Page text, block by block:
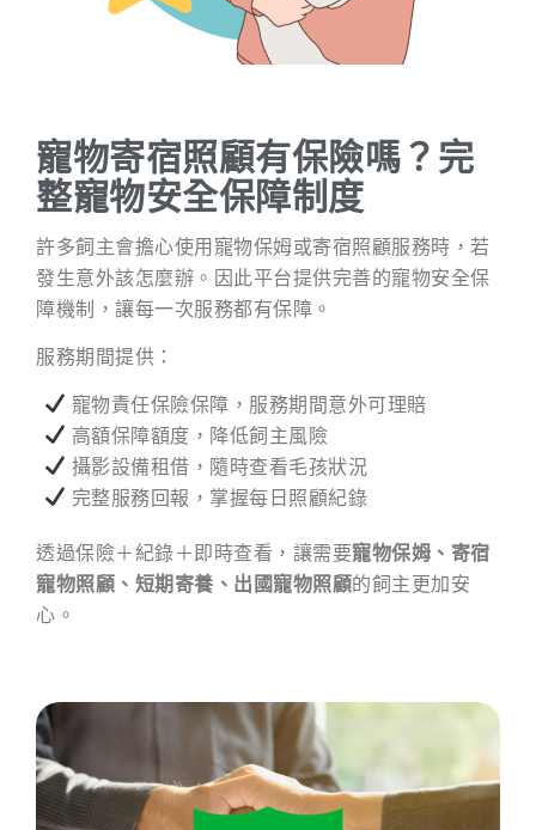
寵物寄宿照顧有保險嗎？完
整寵物安全保障制度
許多飼主會擔心使用寵物保姆或寄宿照顧服務時，若
發生意外該怎麼辦。因此平台提供完善的寵物安全保
障機制，讓每一次服務都有保障。
服務期間提供：
寵物責任保險保障，服務期間意外可理賠
高額保障額度，降低飼主風險
攝影設備租借，隨時查看毛孩狀況
完整服務回報，掌握每日照顧紀錄
透過保險＋紀錄＋即時查看，讓需要寵物保姆、寄宿
寵物照顧、短期寄養、出國寵物照顧的飼主更加安
心。